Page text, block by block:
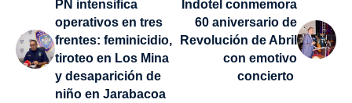
PN intensifica
operativos en tres
frentes: feminicidio,
tiroteo en Los Mina
y desaparición de
niño en Jarabacoa
Indotel conmemora
60 aniversario de
Revolución de Abril
con emotivo
concierto